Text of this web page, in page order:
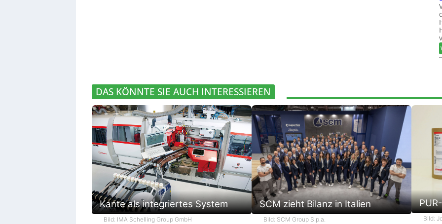
DAS KÖNNTE SIE AUCH INTERESSIEREN
Kante als integriertes System
Bild: IMA Schelling Group GmbH
SCM zieht Bilanz in Italien
Bild: SCM Group S.p.a. Bild: